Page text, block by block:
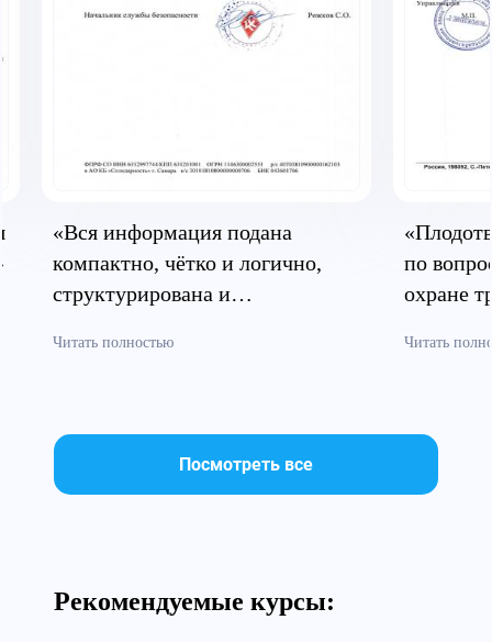
«Вся информация подана
компактно, чётко и логично,
структурирована и
Читать полностью
по
охране
Читать
Посмотреть все
Рекомендуемые курсы: